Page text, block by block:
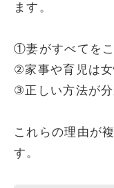
ます。
①妻がすべてを
②家事や育児は
③正しい方法が
これらの理由が
す。